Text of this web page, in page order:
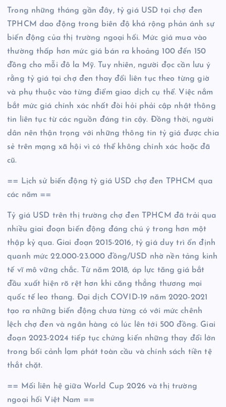
Trong những tháng gần đây, tỷ giá USD tại chợ đen
TPHCM dao động trong biên độ khá rộng phản ánh sự
biến động của thị trường ngoại hối. Mức giá mua vào
thường thấp hơn mức giá bán ra khoảng 100 đến 150
đồng cho mỗi đô la Mỹ. Tuy nhiên, người đọc cần lưu ý
rằng tỷ giá tại chợ đen thay đổi liên tục theo từng giờ
và phụ thuộc vào từng điểm giao dịch cụ thể. Việc nắm
bắt mức giá chính xác nhất đòi hỏi phải cập nhật thông
tin liên tục từ các nguồn đáng tin cậy. Đồng thời, người
dân nên thận trọng với những thông tin tỷ giá được chia
sẻ trên mạng xã hội vì có thể không chính xác hoặc đã
cũ.
== Lịch sử biến động tỷ giá USD chợ đen TPHCM qua
các năm ==
Tỷ giá USD trên thị trường chợ đen TPHCM đã trải qua
nhiều giai đoạn biến động đáng chú ý trong hơn một
thập kỷ qua. Giai đoạn 2015-2016, tỷ giá duy trì ổn định
quanh mức 22.000-23.000 đồng/USD nhờ nền tảng kinh
tế vĩ mô vững chắc. Từ năm 2018, áp lực tăng giá bắt
đầu xuất hiện rõ rệt hơn khi căng thẳng thương mại
quốc tế leo thang. Đại dịch COVID-19 năm 2020-2021
tạo ra những biến động chưa từng có với mức chênh
lệch chợ đen và ngân hàng có lúc lên tới 500 đồng. Giai
đoạn 2023-2024 tiếp tục chứng kiến những thay đổi lớn
trong bối cảnh lạm phát toàn cầu và chính sách tiền tệ
thắt chặt.
== Mối liên hệ giữa World Cup 2026 và thị trường
ngoại hối Việt Nam ==